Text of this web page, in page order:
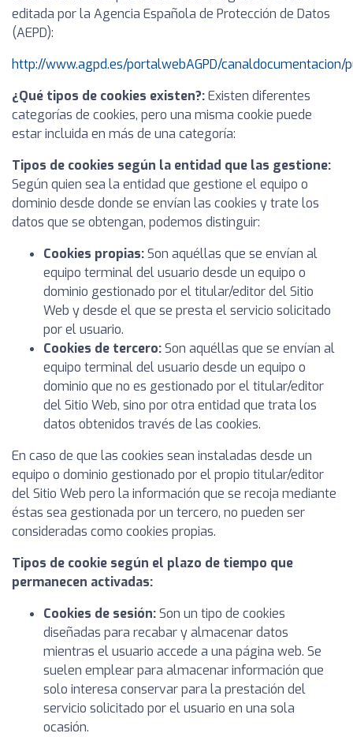
editada por la Agencia Española de Protección de Datos
(AEPD):
http://www.agpd.es/portalwebAGPD/canaldocumentacion/
¿Qué tipos de cookies existen?:Existen diferentes
categorías de cookies, pero una misma cookie puede
estar incluida en más de una categoría:
Tipos de cookies según la entidad que las gestione:
Según quien sea la entidad que gestione el equipo o
dominio desde donde se envían las cookies y trate los
datos que se obtengan, podemos distinguir:
Cookies propias:Son aquéllas que se envían al
equipo terminal del usuario desde un equipo o
dominio gestionado por el titular/editor del Sitio
Web y desde el que se presta el servicio solicitado
por el usuario.
Cookies de tercero:Son aquéllas que se envían al
equipo terminal del usuario desde un equipo o
dominio que no es gestionado por el titular/editor
del Sitio Web, sino por otra entidad que trata los
datos obtenidos través de las cookies.
En caso de que las cookies sean instaladas desde un
equipo o dominio gestionado por el propio titular/editor
del Sitio Web pero la información que se recoja mediante
éstas sea gestionada por un tercero, no pueden ser
consideradas como cookies propias.
Tipos de cookie según el plazo de tiempo que
permanecen activadas:
Cookies de sesión:Son un tipo de cookies
diseñadas para recabar y almacenar datos
mientras el usuario accede a una página web. Se
suelen emplear para almacenar información que
solo interesa conservar para la prestación del
servicio solicitado por el usuario en una sola
ocasión.